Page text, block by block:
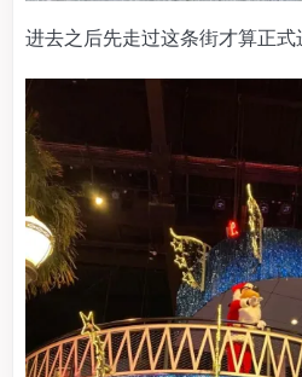
进去之后先走过这条街才算正式